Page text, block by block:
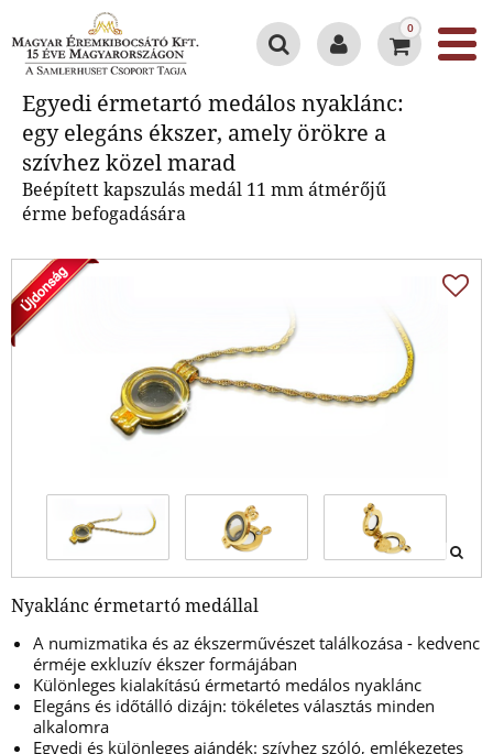
0
Egyedi érmetartó medálos nyaklánc:
egy elegáns ékszer, amely örökre a
szívhez közel marad
Beépített kapszulás medál 11 mm átmérőjű
érme befogadására
Nyaklánc érmetartó medállal
A numizmatika és az ékszerművészet találkozása - kedvenc
érméje exkluzív ékszer formájában
Különleges kialakítású érmetartó medálos nyaklánc
Elegáns és időtálló dizájn: tökéletes választás minden
alkalomra
Egyedi és különleges ajándék: szívhez szóló, emlékezetes
Egyedi érmetartó medálos
nyaklánc: egy elegáns ékszer,
amely örökre a szívhez közel
marad